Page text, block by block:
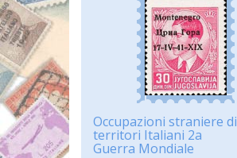
Occupazioni straniere di
territori Italiani 2a
Guerra Mondiale